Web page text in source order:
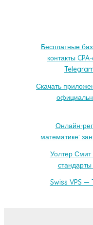
Бесплатные
контакты
Скачать
Онлайн-
математике:
Уолтер
Swiss VPS —